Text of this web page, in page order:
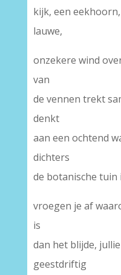
kijk, een
lauwe,
onzekere wind
van
de vennen trekt
denkt
aan een ochtend
dichters
de botanische
vroegen je af
is
dan het blijde,
geestdriftig